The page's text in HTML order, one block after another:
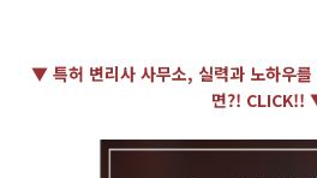
▼ 특허 변리사 사무소, 실력과 노하우를
면?! CLICK!!